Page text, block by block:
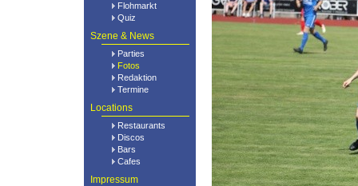
Flohmarkt
Quiz
Szene & News
Parties
Fotos
Redaktion
Termine
Locations
Restaurants
Discos
Bars
Cafes
Impressum